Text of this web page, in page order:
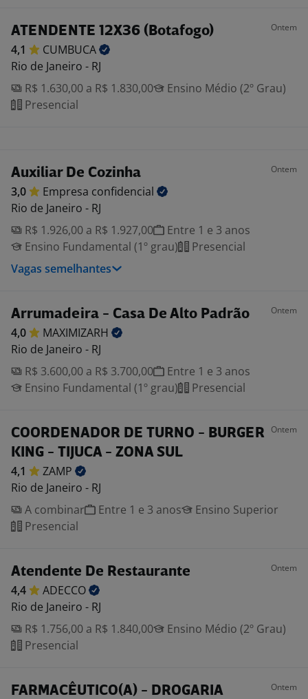
ATENDENTE 12X36 (Botafogo) Ontem
4,1
CUMBUCA
Rio de Janeiro - RJ
R$ 1.630,00 a R$ 1.830,00
Ensino Médio (2º Grau)
Presencial
Auxiliar De Cozinha Ontem
3,0 Empresa confidencial
Rio de Janeiro - RJ
R$ 1.926,00 a R$ 1.927,00
Entre 1 e 3 anos
Ensino Fundamental (1º grau)
Presencial
Vagas semelhantes
Arrumadeira - Casa De Alto Padrão Ontem
4,0
MAXIMIZARH
Rio de Janeiro - RJ
R$ 3.600,00 a R$ 3.700,00
Entre 1 e 3 anos
Ensino Fundamental (1º grau)
Presencial
COORDENADOR DE TURNO - BURGER
KING - TIJUCA - ZONA SUL
Ontem
4,1
ZAMP
Rio de Janeiro - RJ
A combinar
Entre 1 e 3 anos
Ensino Superior
Presencial
Atendente De Restaurante Ontem
4,4
ADECCO
Rio de Janeiro - RJ
R$ 1.756,00 a R$ 1.840,00
Ensino Médio (2º Grau)
Presencial
FARMACÊUTICO(A) - DROGARIA
Ontem